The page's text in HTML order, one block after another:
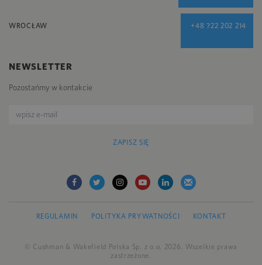
WROCŁAW +48 722 202 214
NEWSLETTER
Pozostańmy w kontakcie
ZAPISZ SIĘ
REGULAMIN POLITYKA PRYWATNOŚCI KONTAKT
© Cushman & Wakefield Polska Sp. z o.o. 2026. Wszelkie prawa
zastrzeżone.